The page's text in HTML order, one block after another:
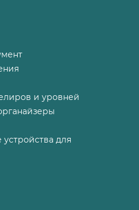
и уровней
для